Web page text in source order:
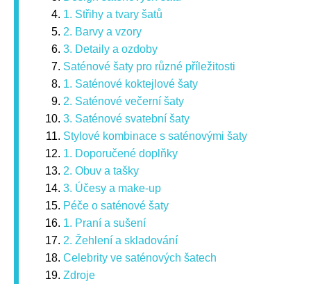
1. Střihy a tvary šatů
2. Barvy a vzory
3. Detaily a ozdoby
Saténové šaty pro různé příležitosti
1. Saténové koktejlové šaty
2. Saténové večerní šaty
3. Saténové svatební šaty
Stylové kombinace s saténovými šaty
1. Doporučené doplňky
2. Obuv a tašky
3. Účesy a make-up
Péče o saténové šaty
1. Praní a sušení
2. Žehlení a skladování
Celebrity ve saténových šatech
Zdroje